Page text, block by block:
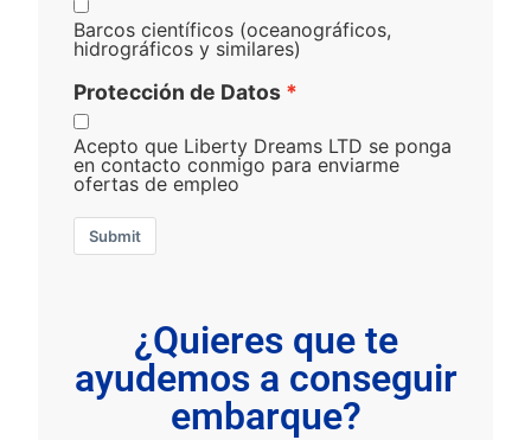
Barcos científicos (oceanográficos,
hidrográficos y similares)
Protección de Datos
Acepto que Liberty Dreams LTD se ponga
en contacto conmigo para enviarme
ofertas de empleo
Submit
¿Quieres que te
ayudemos a conseguir
embarque?